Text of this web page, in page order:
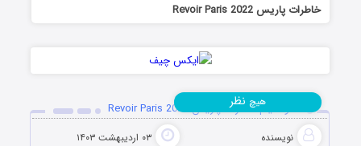
خاطرات پاریس Revoir Paris 2022
دانلود فیلم خاطرات پاریس Revoir Paris 2022
نویسنده ۰۳ اردیبهشت ۱۴۰۳
هیچ نظر